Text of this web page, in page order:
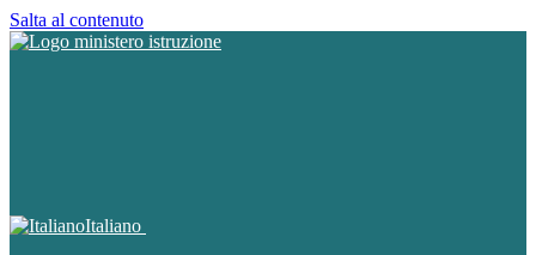
Salta al contenuto
Italiano